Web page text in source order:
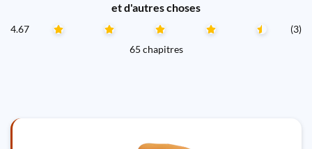
et d'autres choses
4.67
(3)
65 chapitres